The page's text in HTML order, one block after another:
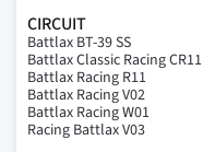
CIRCUIT
Battlax BT-39 SS
Battlax Classic Racing CR11
Battlax Racing R11
Battlax Racing V02
Battlax Racing W01
Racing Battlax V03